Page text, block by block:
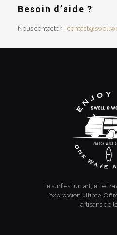
Besoin d’aide ?
Nous contacter :
Le surf est un art, et le
l’expression ultime.
artisans de